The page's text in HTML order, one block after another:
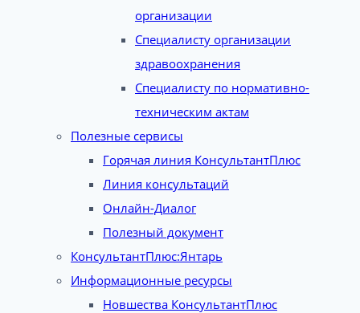
организации
Специалисту организации
здравоохранения
Специалисту по нормативно-
техническим актам
Полезные сервисы
Горячая линия КонсультантПлюс
Линия консультаций
Онлайн-Диалог
Полезный документ
КонсультантПлюс:Янтарь
Информационные ресурсы
Новшества КонсультантПлюс